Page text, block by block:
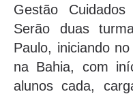
Gestão Cuidados
Serão duas
Paulo, iniciando
na Bahia, com
alunos cada,